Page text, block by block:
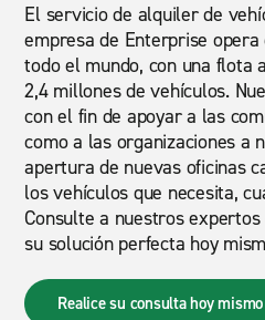
El servicio de alquiler de
empresa de Enterprise
todo el mundo, con una flota
2,4 millones de vehículos.
con el fin de apoyar a las
como a las organizaciones a
apertura de nuevas oficinas
los vehículos que necesita,
Consulte a nuestros
su solución perfecta hoy
Realice su consulta hoy mismo